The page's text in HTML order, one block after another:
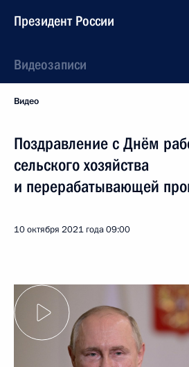
Президент России
Видеозаписи
Видео
Поздравление с Днём
сельского хозяйства
и перерабатывающей
10 октября 2021 года09:00